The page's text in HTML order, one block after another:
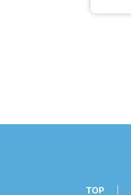
TOP